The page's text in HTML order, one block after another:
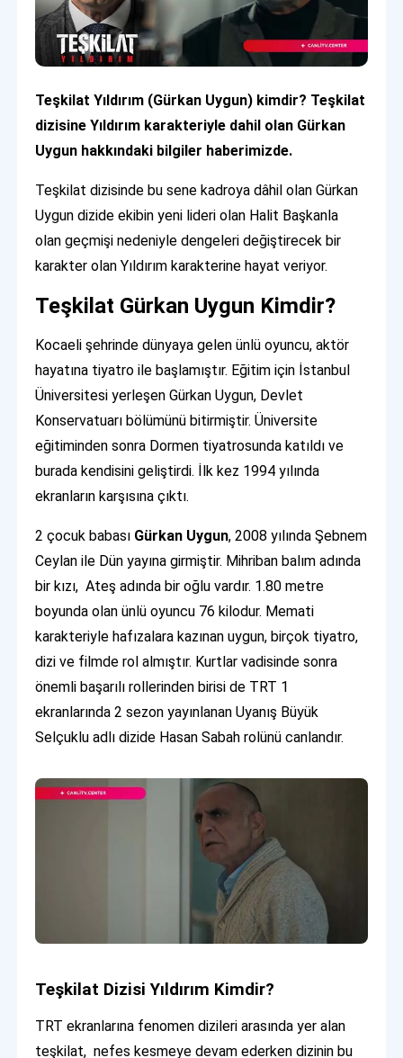
Teşkilat Yıldırım (Gürkan Uygun) kimdir? Teşkilat
dizisine Yıldırım karakteriyle dahil olan Gürkan
Uygun hakkındaki bilgiler haberimizde.
Teşkilat dizisinde bu sene kadroya dâhil olan Gürkan
Uygun dizide ekibin yeni lideri olan Halit Başkanla
olan geçmişi nedeniyle dengeleri değiştirecek bir
karakter olan Yıldırım karakterine hayat veriyor.
Teşkilat Gürkan Uygun Kimdir?
Kocaeli şehrinde dünyaya gelen ünlü oyuncu, aktör
hayatına tiyatro ile başlamıştır. Eğitim için İstanbul
Üniversitesi yerleşen Gürkan Uygun, Devlet
Konservatuarı bölümünü bitirmiştir. Üniversite
eğitiminden sonra Dormen tiyatrosunda katıldı ve
burada kendisini geliştirdi. İlk kez 1994 yılında
ekranların karşısına çıktı.
2 çocuk babası Gürkan Uygun, 2008 yılında Şebnem
Ceylan ile Dün yayına girmiştir. Mihriban balım adında
bir kızı, Ateş adında bir oğlu vardır. 1.80 metre
boyunda olan ünlü oyuncu 76 kilodur. Memati
karakteriyle hafızalara kazınan uygun, birçok tiyatro,
dizi ve filmde rol almıştır. Kurtlar vadisinde sonra
önemli başarılı rollerinden birisi de TRT 1
ekranlarında 2 sezon yayınlanan Uyanış Büyük
Selçuklu adlı dizide Hasan Sabah rolünü canlandır.
Teşkilat Dizisi Yıldırım Kimdir?
TRT ekranlarına fenomen dizileri arasında yer alan
teşkilat, nefes kesmeye devam ederken dizinin bu